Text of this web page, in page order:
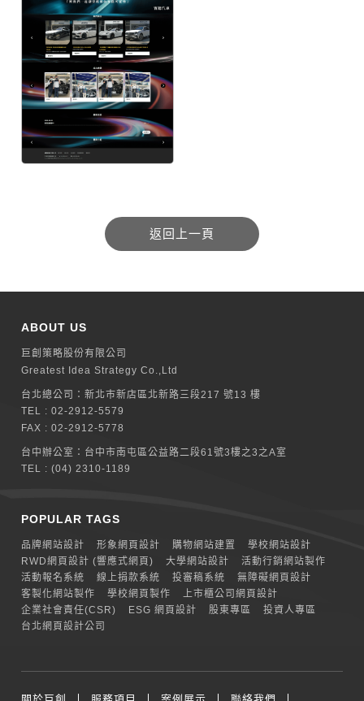
ABOUT US
巨創策略股份有限公司
Greatest Idea Strategy Co.,Ltd
台北總公司：新北巿新店區北新路三段217 號13 樓
TEL :02-2912-5579
FAX : 02-2912-5778
台中辦公室： 台中市南屯區公益路二段61號3樓之3之A室
TEL :(04) 2310-1189
POPULAR TAGS
品牌網站設計 形象網頁設計 購物網站建置
學校網站設計
RWD網頁設計 (響應式網頁)
大學網站設計
活動行銷網站製作
活動報名系統
線上捐款系統 投審稿系統
無障礙網頁設計
客製化網站製作
學校網頁製作
上市櫃公司網頁設計
企業社會責任(CSR)
ESG 網頁設計 股東專區
投資人專區
台北網頁設計公司